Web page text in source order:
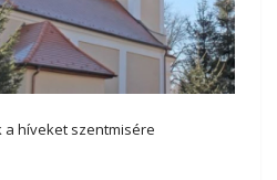
híveket szentmisére